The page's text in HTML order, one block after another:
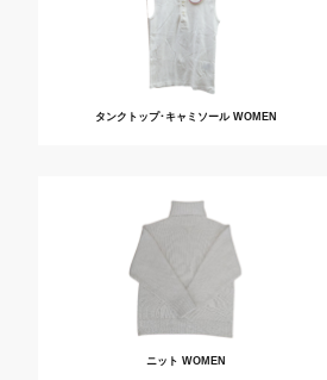
タンクトップ･キャミソール WOMEN
ニット WOMEN